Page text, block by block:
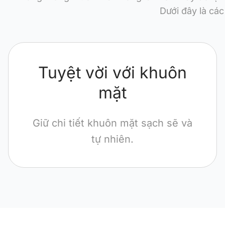
Dưới đây là
Tuyệt vời với khuôn
mặt
Giữ chi tiết khuôn mặt sạch sẽ và
tự nhiên.